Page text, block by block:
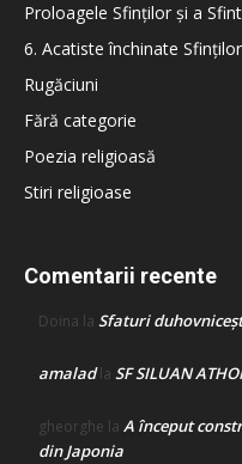
Proloagele Sfinților și a
6. Acatiste închinate
Rugăciuni
Fără categorie
Poezia religioasă
Stiri religioase
Comentarii recente
Doina la Sfaturi
amaladla SF SILUAN
gheorghe la A început
din Japonia